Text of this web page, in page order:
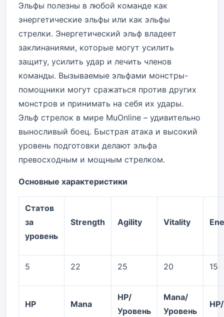
Эльфы полезны в любой команде как
энергетические эльфы или как эльфы
стрелки. Энергетический эльф владеет
заклинаниями, которые могут усилить
защиту, усилить удар и лечить членов
команды. Вызываемые эльфами монстры-
помощники могут сражаться против других
монстров и принимать на себя их удары.
Эльф стрелок в мире MuOnline – удивительно
выносливый боец. Быстрая атака и высокий
уровень подготовки делают эльфа
превосходным и мощным стрелком.
Основные характеристики
Статов
за
уровень
Strength Agility Vitality
5 22 25 20 15
HP Mana
HP/
Уровень
Mana/
Уровень